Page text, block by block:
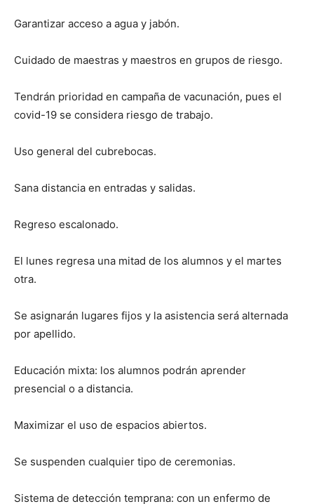
Garantizar acceso a agua y jabón.
Cuidado de maestras y maestros en grupos de riesgo.
Tendrán prioridad en campaña de vacunación, pues el
covid-19 se considera riesgo de trabajo.
Uso general del cubrebocas.
Sana distancia en entradas y salidas.
Regreso escalonado.
El lunes regresa una mitad de los alumnos y el martes
otra.
Se asignarán lugares fijos y la asistencia será alternada
por apellido.
Educación mixta: los alumnos podrán aprender
presencial o a distancia.
Maximizar el uso de espacios abiertos.
Se suspenden cualquier tipo de ceremonias.
Sistema de detección temprana: con un enfermo de